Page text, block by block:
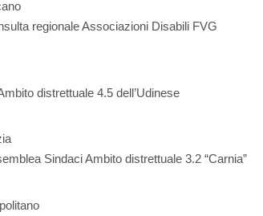
regionale Associazioni Disabili FVG
distrettuale 4.5 dell’Udinese
Sindaci Ambito distrettuale 3.2 “Carnia”